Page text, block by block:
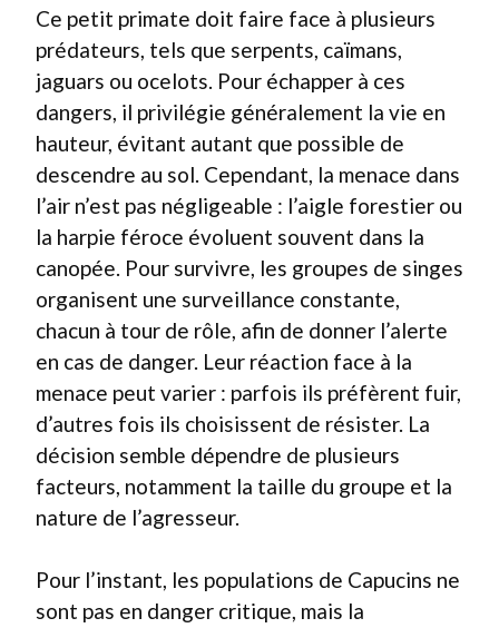
Ce petit primate doit faire face à plusieurs
prédateurs, tels que serpents, caïmans,
jaguars ou ocelots. Pour échapper à ces
dangers, il privilégie généralement la vie en
hauteur, évitant autant que possible de
descendre au sol. Cependant, la menace dans
l’air n’est pas négligeable : l’aigle forestier ou
la harpie féroce évoluent souvent dans la
canopée. Pour survivre, les groupes de singes
organisent une surveillance constante,
chacun à tour de rôle, afin de donner l’alerte
en cas de danger. Leur réaction face à la
menace peut varier : parfois ils préfèrent fuir,
d’autres fois ils choisissent de résister. La
décision semble dépendre de plusieurs
facteurs, notamment la taille du groupe et la
nature de l’agresseur.
Pour l’instant, les populations de Capucins ne
sont pas en danger critique, mais la